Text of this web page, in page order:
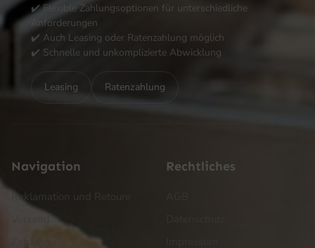
✔️ Flexible Zahlungsoptionen für unterschiedliche
Anforderungen
✔️ Auch Leasing oder Ratenzahlung möglich
✔️ Schnelle und unkomplizierte Abwicklung
Leasing Ratenzahlung
Navigation
Reklamation und Retoure
Rechtliches